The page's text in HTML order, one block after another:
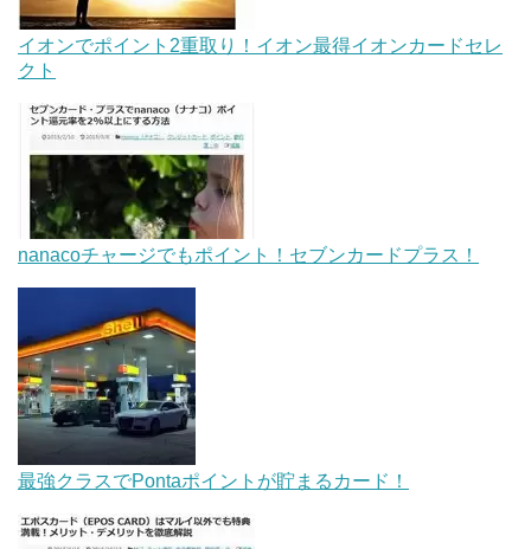
イオンでポイント2重取り！イオン最得イオンカードセレ
クト
nanacoチャージでもポイント！セブンカードプラス！
最強クラスでPontaポイントが貯まるカード！